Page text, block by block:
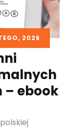
2026
– ebook